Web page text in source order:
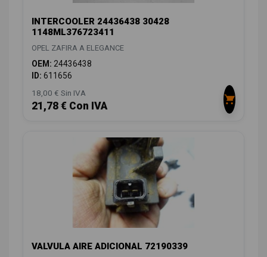
INTERCOOLER 24436438 30428
1148ML376723411
OPEL ZAFIRA A ELEGANCE
OEM: 24436438
ID: 611656
18,00 € Sin IVA
21,78 € Con IVA
VALVULA AIRE ADICIONAL 72190339